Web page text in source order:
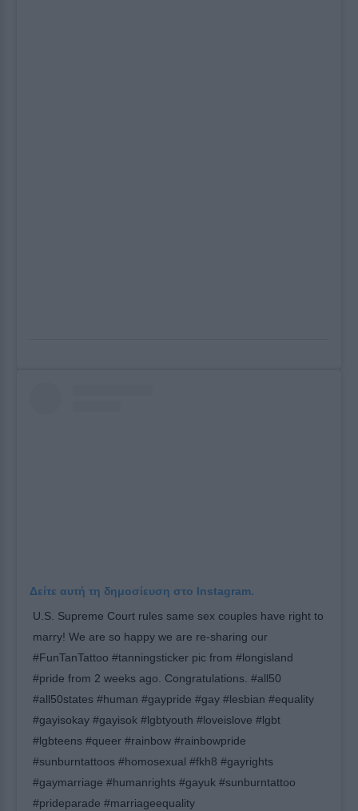
Δείτε αυτή τη δημοσίευση στο Instagram.
U.S. Supreme Court rules same sex couples have right to
marry! We are so happy we are re-sharing our
#FunTanTattoo #tanningsticker pic from #longisland
#pride from 2 weeks ago. Congratulations. #all50
#all50states #human #gaypride #gay #lesbian #equality
#gayisokay #gayisok #lgbtyouth #loveislove #lgbt
#lgbteens #queer #rainbow #rainbowpride
#sunburntattoos #homosexual #fkh8 #gayrights
#gaymarriage #humanrights #gayuk #sunburntattoo
#prideparade #marriageequality